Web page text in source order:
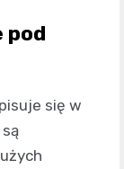
pod
się w